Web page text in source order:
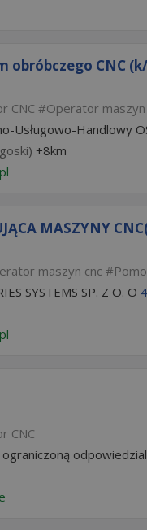
obróbczego CNC
CNC Operator maszyn
Usługowo-Handlowy
+8km
MASZYNY
maszyn cnc
SYSTEMS SP. Z O. O
CNC